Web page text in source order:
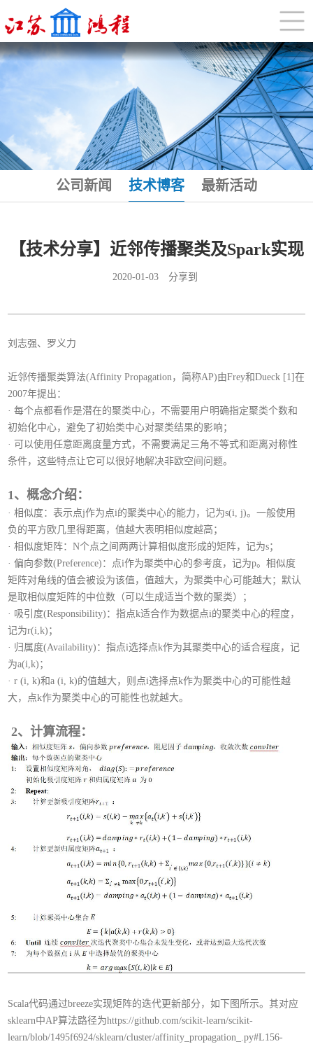
公司新闻 技术博客 最新活动
【技术分享】近邻传播聚类及Spark实现
2020-01-03 分享到
刘志强、罗义力
近邻传播聚类算法(Affinity Propagation，简称AP)由Frey和Dueck [1]在
2007年提出：
· 每个点都看作是潜在的聚类中心，不需要用户明确指定聚类个数和
初始化中心，避免了初始类中心对聚类结果的影响；
· 可以使用任意距离度量方式，不需要满足三角不等式和距离对称性
条件，这些特点让它可以很好地解决非欧空间问题。
1、概念介绍：
·相似度：表示点j作为点i的聚类中心的能力，记为s(i, j)。一般使用
负的平方欧几里得距离，值越大表明相似度越高；
·相似度矩阵：N个点之间两两计算相似度形成的矩阵，记为s；
·偏向参数(Preference)：点i作为聚类中心的参考度，记为p。相似度
矩阵对角线的值会被设为该值，值越大，为聚类中心可能越大；默认
是取相似度矩阵的中位数（可以生成适当个数的聚类）；
· 吸引度(Responsibility)：指点k适合作为数据点i的聚类中心的程度，
记为r(i,k)；
· 归属度(Availability)：指点i选择点k作为其聚类中心的适合程度，记
为a(i,k)；
·r (i, k)和a (i, k)的值越大，则点i选择点k作为聚类中心的可能性越
大，点k作为聚类中心的可能性也就越大。
2、计算流程：
Scala代码通过breeze实现矩阵的迭代更新部分，如下图所示。其对应
sklearn中AP算法路径为https://github.com/scikit-learn/scikit-
learn/blob/1495f6924/sklearn/cluster/affinity_propagation_.py#L156-